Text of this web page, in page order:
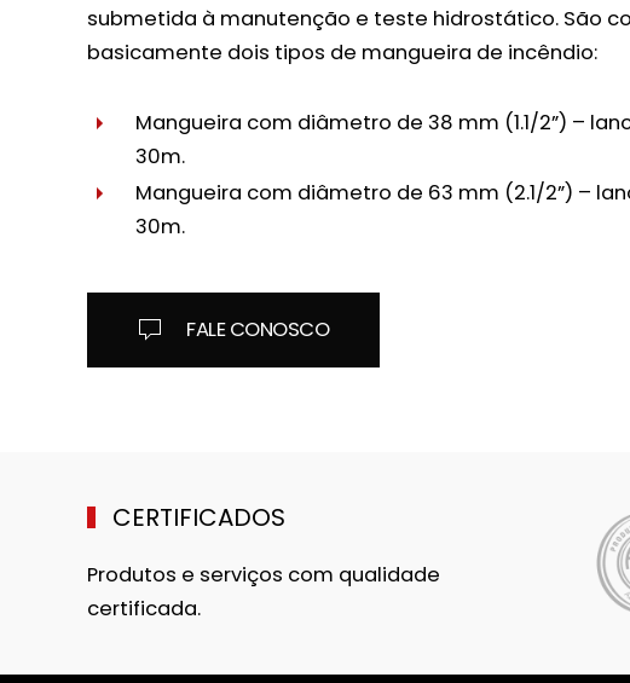
submetida à manutenção e teste hidrostático. São
basicamente dois tipos de mangueira de incêndio:
Mangueira com diâmetro de 38 mm (1.1/2”) –
30m.
Mangueira com diâmetro de 63 mm (2.1/2”) –
30m.
FALE CONOSCO
CERTIFICADOS
Produtos e serviços com qualidade
certificada.